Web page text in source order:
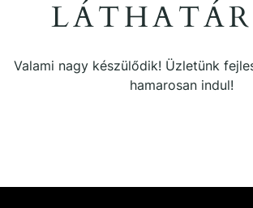
Valami nagy készülődik! Üzletünk
hamarosan indul!